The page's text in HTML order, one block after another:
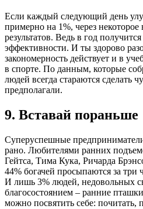
Если каждый следующий день
примерно на 1%, через
результатов. Ведь в год
эффективности. И ты здорово
закономерность действует и в
в спорте. По данным, которые
людей всегда стараются сделать
предполагали.
9. Вставай пораньше
Суперуспешные
рано. Любителями ранних
Гейтса, Тима Кука, Ричарда
44% богачей просыпаются за три
И лишь 3% людей, недовольных
благосостоянием – ранние
можно посвятить себе: почитать,